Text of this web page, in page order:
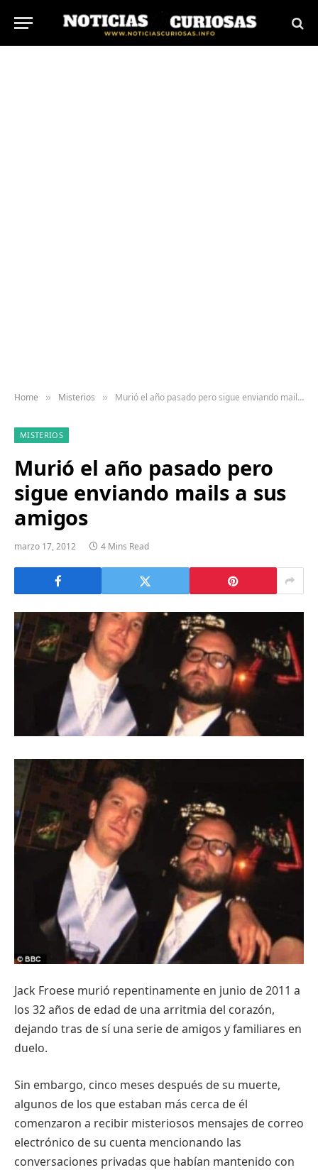
Home » Misterios » Murió el año pasado pero sigue enviando mails a sus amigos
MISTERIOS
Murió el año pasado pero
sigue enviando mails a sus
amigos
marzo 17, 2012 4 Mins Read
Jack Froese murió repentinamente en junio de 2011 a
los 32 años de edad de una arritmia del corazón,
dejando tras de sí una serie de amigos y familiares en
duelo.
Sin embargo, cinco meses después de su muerte,
algunos de los que estaban más cerca de él
comenzaron a recibir misteriosos mensajes de correo
electrónico de su cuenta mencionando las
conversaciones privadas que habían mantenido con